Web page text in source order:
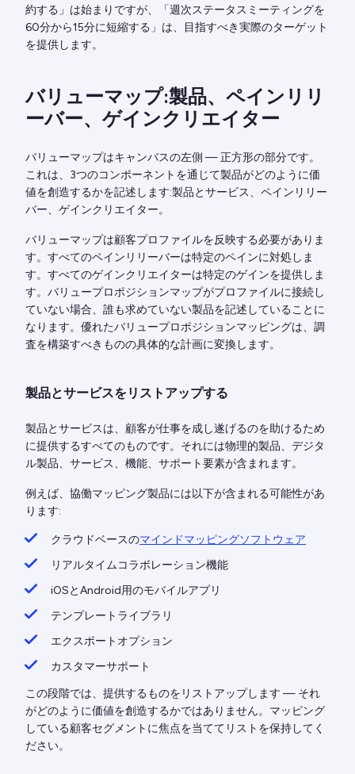
約する」は始まりですが、「週次ステータスミーティングを
60分から15分に短縮する」は、目指すべき実際のターゲット
を提供します。
バリューマップ:製品、ペインリリ
ーバー、ゲインクリエイター
バリューマップはキャンバスの左側 — 正方形の部分です。
これは、3つのコンポーネントを通じて製品がどのように価
値を創造するかを記述します:製品とサービス、ペインリリー
バー、ゲインクリエイター。
バリューマップは顧客プロファイルを反映する必要がありま
す。すべてのペインリリーバーは特定のペインに対処しま
す。すべてのゲインクリエイターは特定のゲインを提供しま
す。バリュープロポジションマップがプロファイルに接続し
ていない場合、誰も求めていない製品を記述していることに
なります。優れたバリュープロポジションマッピングは、調
査を構築すべきものの具体的な計画に変換します。
製品とサービスをリストアップする
製品とサービスは、顧客が仕事を成し遂げるのを助けるため
に提供するすべてのものです。それには物理的製品、デジタ
ル製品、サービス、機能、サポート要素が含まれます。
例えば、協働マッピング製品には以下が含まれる可能性があ
ります:
クラウドベースのマインドマッピングソフトウェア
リアルタイムコラボレーション機能
iOSとAndroid用のモバイルアプリ
テンプレートライブラリ
エクスポートオプション
カスタマーサポート
この段階では、提供するものをリストアップします — それ
がどのように価値を創造するかではありません。マッピング
している顧客セグメントに焦点を当ててリストを保持してく
ださい。